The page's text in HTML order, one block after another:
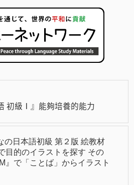
初級Ⅰ』能夠培養的能力
の日本語初級 第２版 絵教材
目的のイラストを探す その
で「ことば」からイラスト